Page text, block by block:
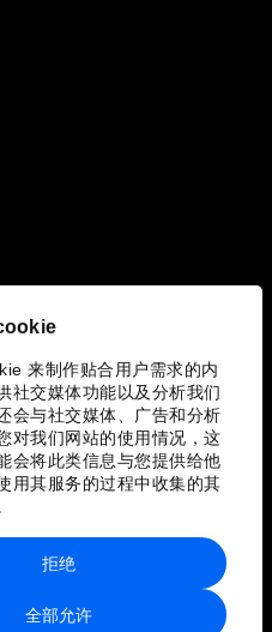
来制作贴合用户需求的内
社交媒体功能以及分析我们
会与社交媒体、广告和分析
对我们网站的使用情况，这
会将此类信息与您提供给他
用其服务的过程中收集的其
全部允许
拒绝